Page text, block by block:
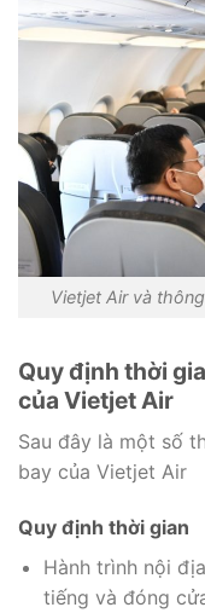
Vietjet Air và
Quy định thời
của Vietjet Air
Sau đây là một số
bay của Vietjet Air
Quy định thời gian
Hành trình nội
tiếng và đóng